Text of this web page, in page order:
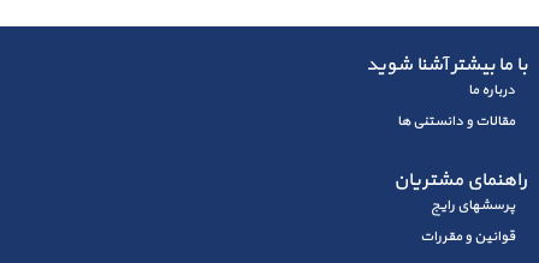
با ما بیشتر آشنا شوید
درباره ما
مقالات و دانستنی ها
راهنمای مشتریان
پرسشهای رايج
قوانین و مقررات